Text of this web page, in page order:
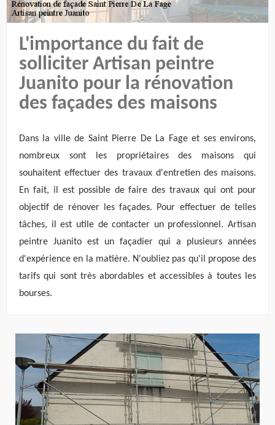
L'importance du fait de
solliciter Artisan peintre
Juanito pour la rénovation
des façades des maisons
Dans la ville de Saint Pierre De La Fage et ses environs,
nombreux sont les propriétaires des maisons qui
souhaitent effectuer des travaux d'entretien des maisons.
En fait, il est possible de faire des travaux qui ont pour
objectif de rénover les façades. Pour effectuer de telles
tâches, il est utile de contacter un professionnel. Artisan
peintre Juanito est un façadier qui a plusieurs années
d'expérience en la matière. N'oubliez pas qu'il propose des
tarifs qui sont très abordables et accessibles à toutes les
bourses.